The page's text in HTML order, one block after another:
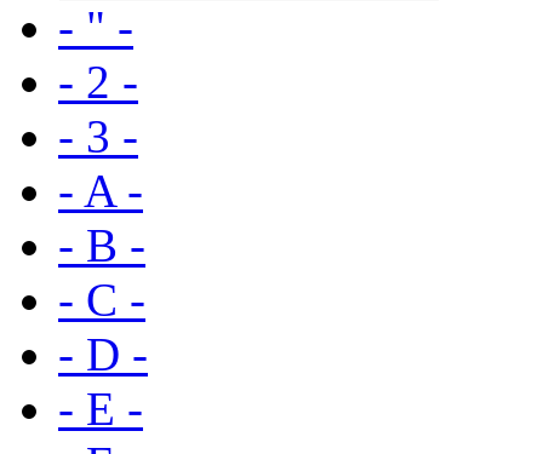
- " -
- 2 -
- 3 -
- A -
- B -
- C -
- D -
- E -